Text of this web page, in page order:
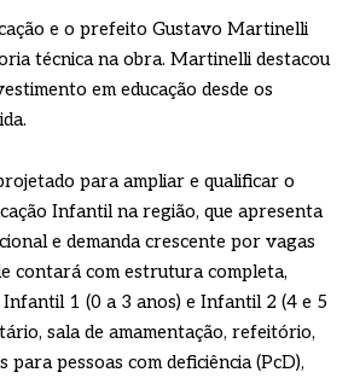
e o prefeito Gustavo Martinelli
técnica na obra. Martinelli destacou
em educação desde os
para ampliar e qualificar o
Infantil na região, que apresenta
e demanda crescente por vagas
contará com estrutura completa,
1 (0 a 3 anos) e Infantil 2 (4 e 5
sala de amamentação, refeitório,
para pessoas com deficiência (PcD),